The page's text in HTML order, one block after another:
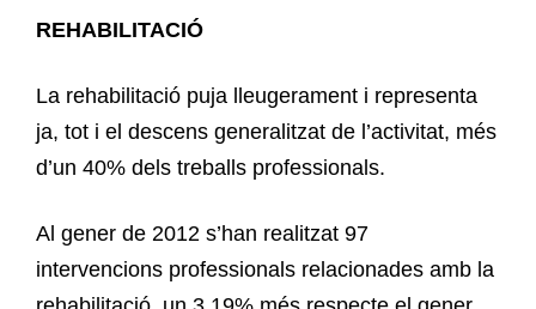
REHABILITACIÓ
La rehabilitació puja lleugerament i representa
ja, tot i el descens generalitzat de l’activitat, més
d’un 40% dels treballs professionals.
Al gener de 2012 s’han realitzat 97
intervencions professionals relacionades amb la